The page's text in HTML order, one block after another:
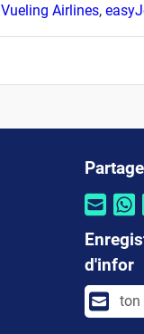
Vueling Airlines,
d'infor